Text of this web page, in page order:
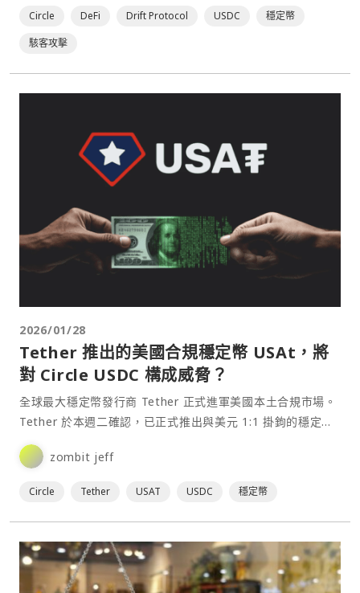
Circle DeFi Drift Protocol USDC
穩定幣
駭客攻擊
2026/01/28
Tether 推出的美國合規穩定幣 USAt，將
對 Circle USDC 構成威脅？
全球最大穩定幣發行商 Tether 正式進軍美國本土合規市場。
Tether 於本週二確認，已正式推出與美元 1:1 掛鉤的穩定幣
USAt，該產品專為美國監管環境設⋯
zombit jeff
Circle Tether USAT USDC 穩定幣